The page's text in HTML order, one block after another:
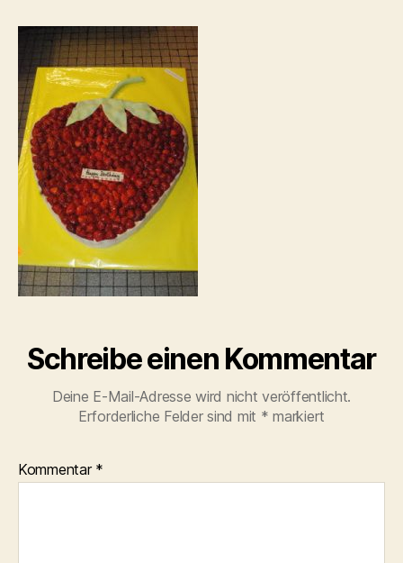
Schreibe einen Kommentar
Deine E-Mail-Adresse wird nicht veröffentlicht.
Erforderliche Felder sind mit * markiert
Kommentar *